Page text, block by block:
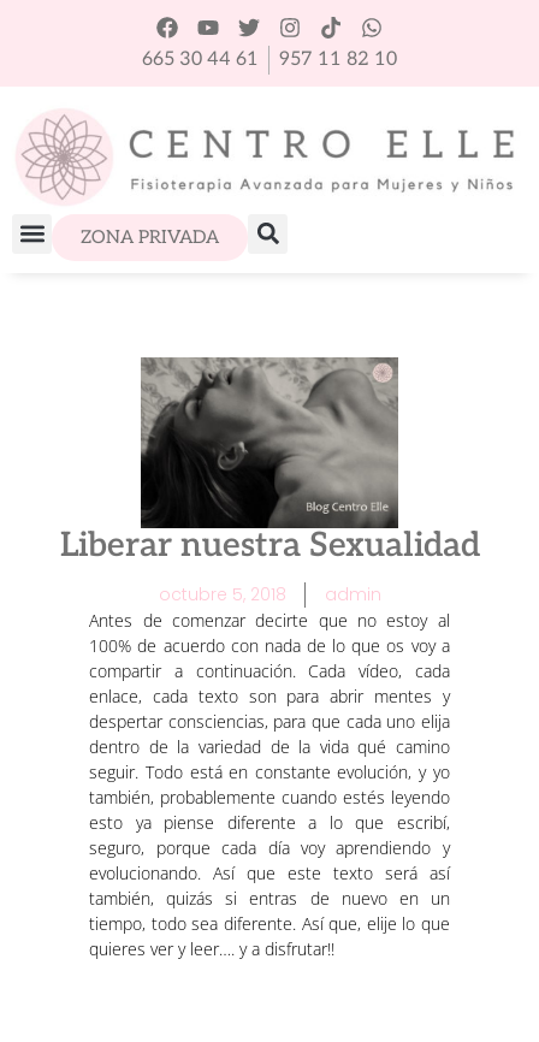
665 30 44 61 957 11 82 10
ZONA PRIVADA
Liberar nuestra Sexualidad
octubre 5, 2018 admin
Antes de comenzar decirte que no estoy al
100% de acuerdo con nada de lo que os voy a
compartir a continuación. Cada vídeo, cada
enlace, cada texto son para abrir mentes y
despertar consciencias, para que cada uno elija
dentro de la variedad de la vida qué camino
seguir. Todo está en constante evolución, y yo
también, probablemente cuando estés leyendo
esto ya piense diferente a lo que escribí,
seguro, porque cada día voy aprendiendo y
evolucionando. Así que este texto será así
también, quizás si entras de nuevo en un
tiempo, todo sea diferente. Así que, elije lo que
quieres ver y leer…. y a disfrutar!!